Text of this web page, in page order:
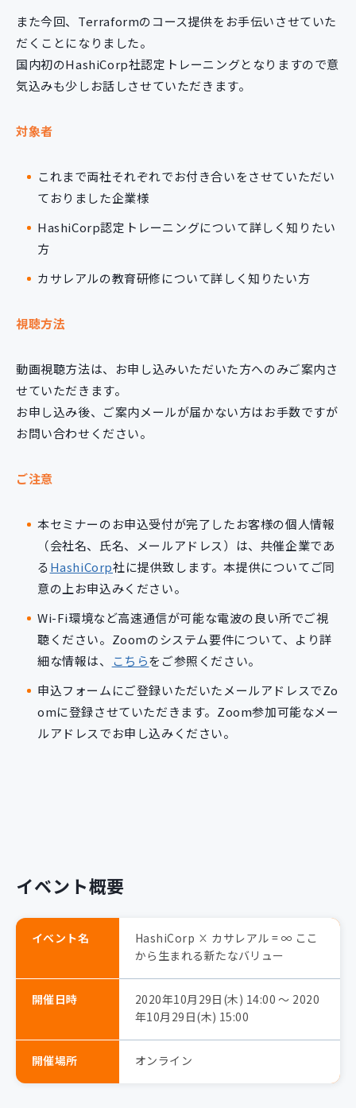
また今回、Terraformのコース提供をお手伝いさせていた
だくことになりました。
国内初のHashiCorp社認定トレーニングとなりますので意
気込みも少しお話しさせていただきます。
対象者
これまで両社それぞれでお付き合いをさせていただい
ておりました企業様
HashiCorp認定トレーニングについて詳しく知りたい
方
カサレアルの教育研修について詳しく知りたい方
視聴方法
動画視聴方法は、お申し込みいただいた方へのみご案内さ
せていただきます。
お申し込み後、ご案内メールが届かない方はお手数ですが
お問い合わせください。
ご注意
本セミナーのお申込受付が完了したお客様の個人情報
（会社名、氏名、メールアドレス）は、共催企業であ
るHashiCorp社に提供致します。本提供についてご同
意の上お申込みください。
Wi-Fi環境など高速通信が可能な電波の良い所でご視
聴ください。Zoomのシステム要件について、より詳
細な情報は、
こちらをご参照ください。
申込フォームにご登録いただいたメールアドレスでZo
omに登録させていただきます。Zoom参加可能なメー
ルアドレスでお申し込みください。
イベント概要
イベント名
HashiCorp × カサレアル = ∞ ここ
から生まれる新たなバリュー
開催日時
2020年10月29日(木) 14:00 〜 2020
年10月29日(木) 15:00
開催場所 オンライン